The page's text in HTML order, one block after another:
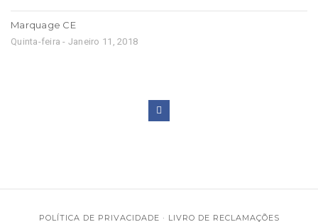
Marquage CE
Quinta-feira - Janeiro 11, 2018
POLÍTICA DE PRIVACIDADE · LIVRO DE RECLAMAÇÕES